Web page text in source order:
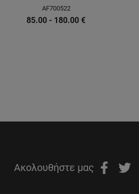
AF700522
85.00 - 180.00 €
Ακολουθήστε μας